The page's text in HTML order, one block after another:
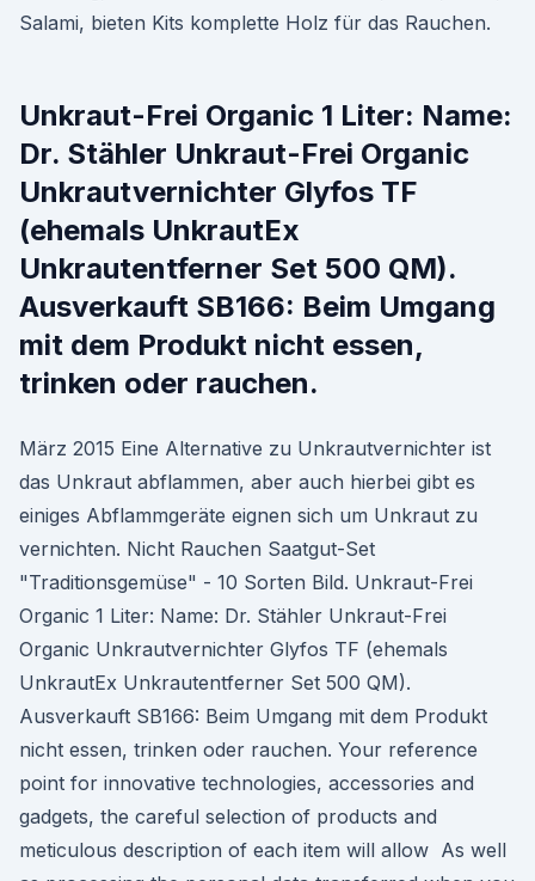
Salami, bieten Kits komplette Holz für das Rauchen.
Unkraut-Frei Organic 1 Liter: Name:
Dr. Stähler Unkraut-Frei Organic
Unkrautvernichter Glyfos TF
(ehemals UnkrautEx
Unkrautentferner Set 500 QM).
Ausverkauft SB166: Beim Umgang
mit dem Produkt nicht essen,
trinken oder rauchen.
März 2015 Eine Alternative zu Unkrautvernichter ist
das Unkraut abflammen, aber auch hierbei gibt es
einiges Abflammgeräte eignen sich um Unkraut zu
vernichten. Nicht Rauchen Saatgut-Set
"Traditionsgemüse" - 10 Sorten Bild. Unkraut-Frei
Organic 1 Liter: Name: Dr. Stähler Unkraut-Frei
Organic Unkrautvernichter Glyfos TF (ehemals
UnkrautEx Unkrautentferner Set 500 QM).
Ausverkauft SB166: Beim Umgang mit dem Produkt
nicht essen, trinken oder rauchen. Your reference
point for innovative technologies, accessories and
gadgets, the careful selection of products and
meticulous description of each item will allow As well